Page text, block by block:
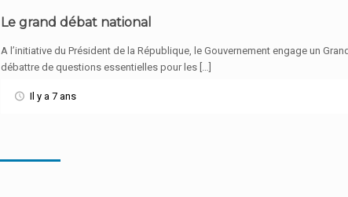
Le grand débat national
A l’initiative du Président de la République, le Gouvernement engage un
débattre de questions essentielles pour les […]
Il y a 7 ans